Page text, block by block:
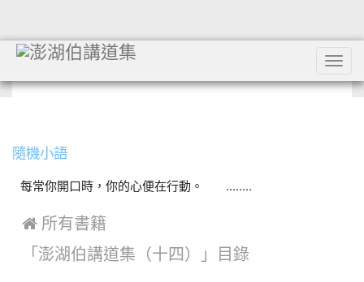
隨機小語
每常你開口時，你的心便在行動。 ........
 所有書籍
「澎湖伯講道集（十四）」目錄